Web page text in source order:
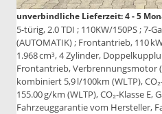
unverbindliche Lieferzeit: 4 - 5
5-türig, 2.0 TDI ; 110KW/150PS ; 7-
(AUTOMATIK) ; Frontantrieb, 110
1.968 cm³, 4 Zylinder,
Frontantrieb, Verbrennungsmotor
kombiniert 5,9 l/100km (WLTP),
155.00 g/km (WLTP), CO₂-Klasse E,
Fahrzeuggarantie vom Hersteller,